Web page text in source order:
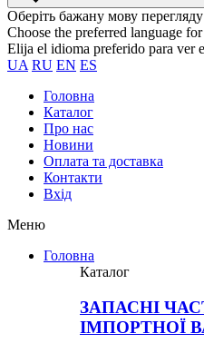
Оберіть бажану мову
Choose the preferred language
Elija el idioma preferido para ver
UA RU EN ES
Головна
Каталог
Про нас
Новини
Оплата та доставка
Контакти
Вхiд
Меню
Головна
Каталог
ЗАПАСНІ
ІМПОРТНОЇ